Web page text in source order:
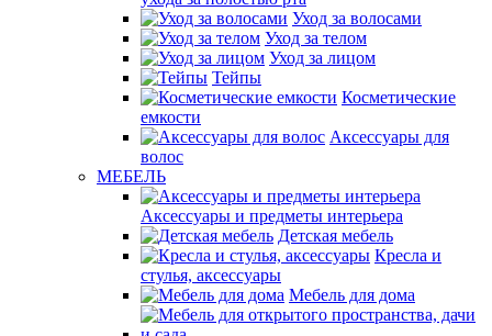
Уход за волосами
Уход за телом
Уход за лицом
Тейпы
Косметические
емкости
Аксессуары для
волос
МЕБЕЛЬ
Аксессуары и предметы интерьера
Детская мебель
Кресла и
стулья, аксессуары
Мебель для дома